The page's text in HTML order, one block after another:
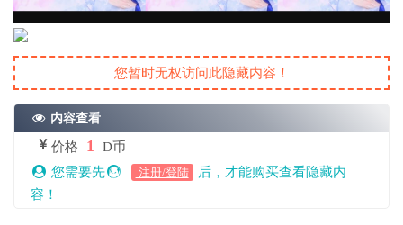
您暂时无权访问此隐藏内容！
内容查看
价格 1
D币
您需要先
注册/登陆
后，才能购买查看隐藏内
容！